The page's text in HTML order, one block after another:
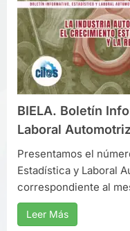
BIELA. Boletín
Laboral
Presentamos el
Estadística y Laboral
correspondiente al
Leer Más